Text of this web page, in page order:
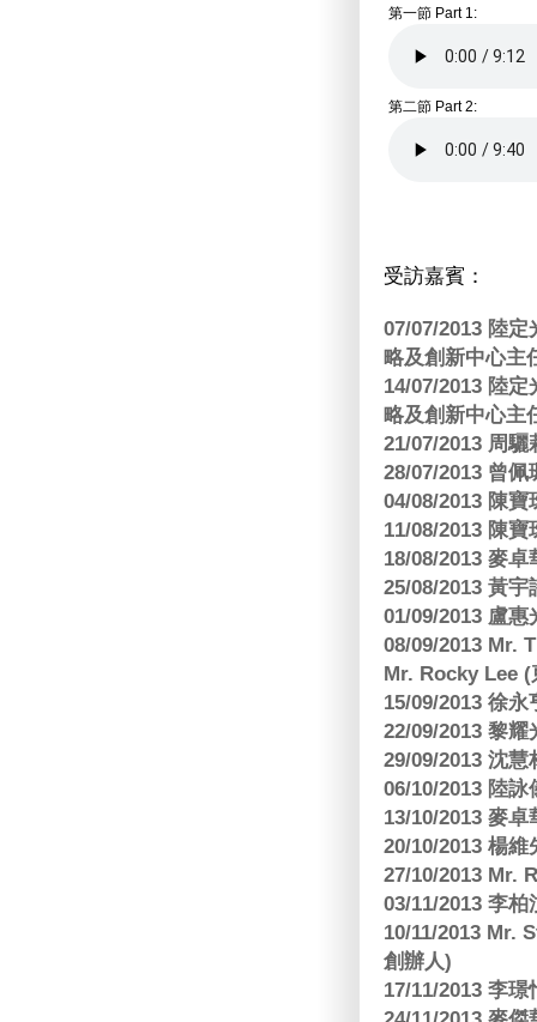
第一節 Part 1:
第二節 Part 2:
受訪嘉賓：
07/07/2013 陸
略及創新中心主
14/07/2013 陸
略及創新中心主
21/07/2013 周
28/07/2013 曾
04/08/2013 陳
11/08/2013 陳
18/08/2013 麥
25/08/2013 黃
01/09/2013 盧
08/09/2013 Mr.
Mr. Rocky Lee
15/09/2013 徐
22/09/2013 黎
29/09/2013 沈
06/10/2013 陸
13/10/2013 麥
20/10/2013 楊
27/10/2013 Mr.
03/11/2013 李
10/11/2013 Mr.
創辦人)
17/11/2013 李